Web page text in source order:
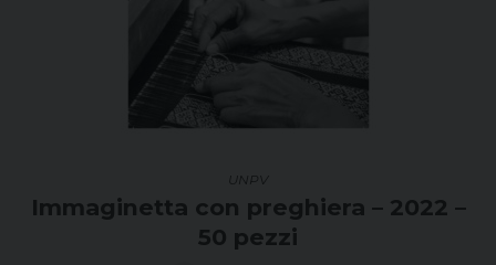
UNPV
Immaginetta con preghiera – 2022 –
50 pezzi